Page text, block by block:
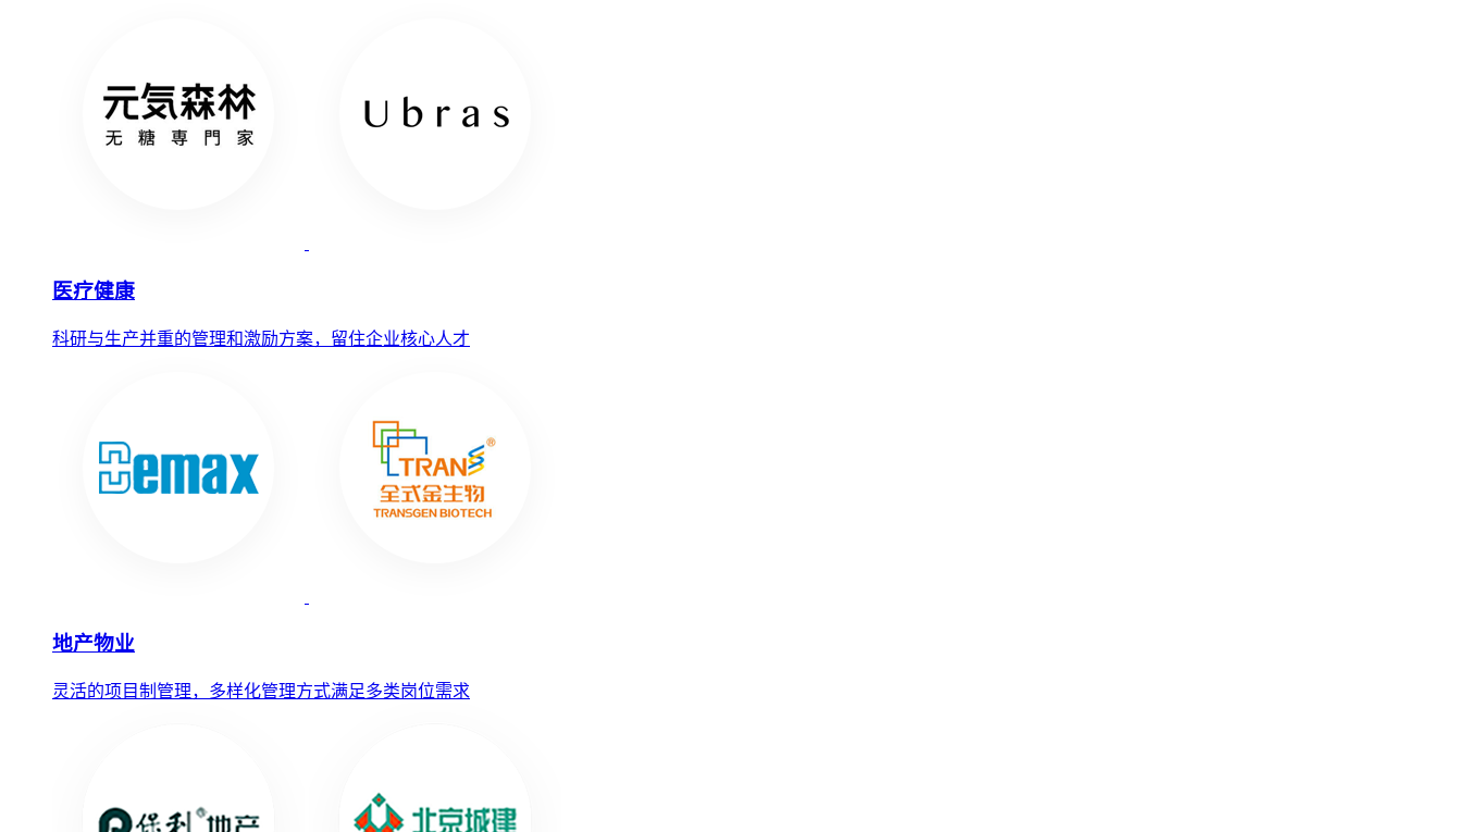
医疗健康
科研与生产并重的管理和激励方案，留住企业核心人才
地产物业
灵活的项目制管理，多样化管理方式满足多类岗位需求